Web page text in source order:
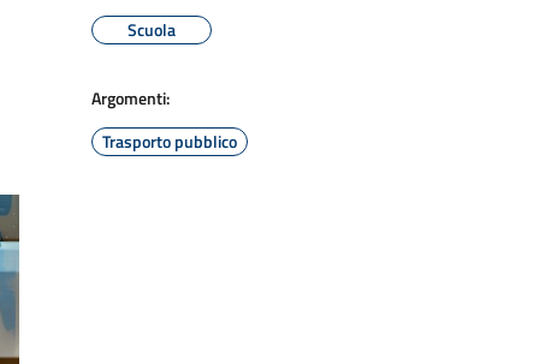
Scuola
Argomenti:
Trasporto pubblico